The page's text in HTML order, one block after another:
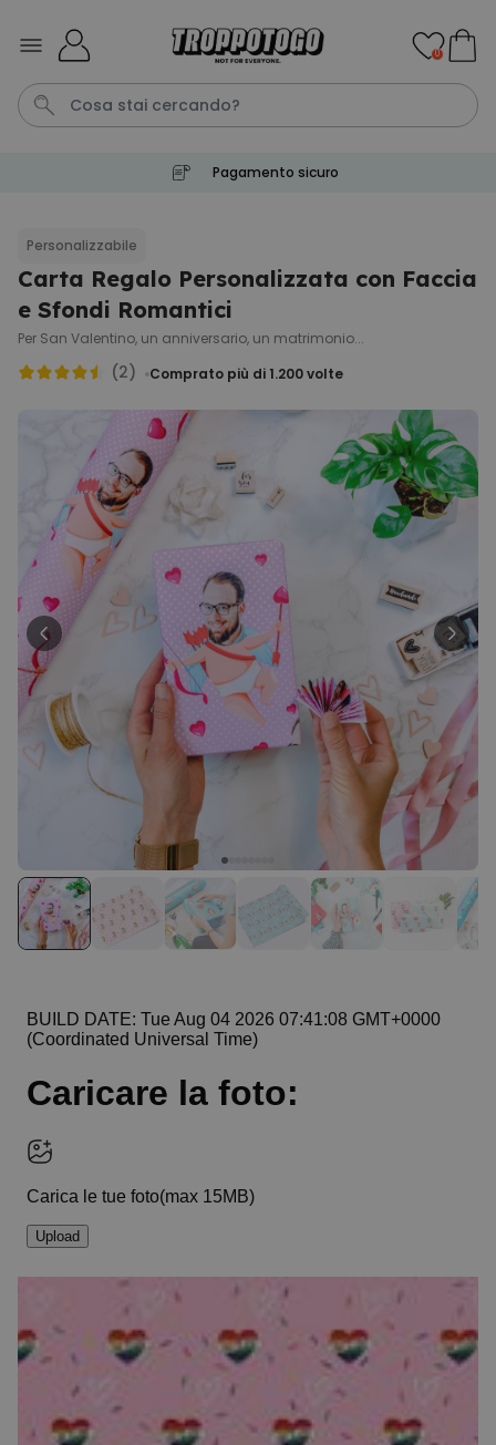
Personalizzabile
Boccale da Birra
Personalizzato con Logo e
Faccia
19,99 €
Personalizzabile
Grembiule Personalizzato
Master Barbecue con Foto
Comprato
più di 2.500
volte
29,99 €
Personalizzabile
Calzini Personalizzati con
Animale Domestico
Comprato
più di 14.000
volte
19,99 €
Personalizzabile
Bicchiere da Gin
Personalizzato con Testo
Comprato
più di 9.900
volte
19,99 €
Personalizzabile
Copertina Personalizzata con
Faccia
Comprato
più di 2.000
0
Pagamento sicuro
Personalizzabile
Carta Regalo Personalizzata con Faccia
e Sfondi Romantici
Per San Valentino, un anniversario, un matrimonio...
(2) Comprato più di 1.200volte